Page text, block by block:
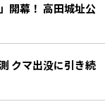
開幕！ 高田城址公